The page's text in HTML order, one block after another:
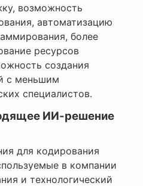
возможность
автоматизацию
более
ресурсов
создания
с меньшим
специалистов.
ИИ-решение
для кодирования
в компании
и технологический